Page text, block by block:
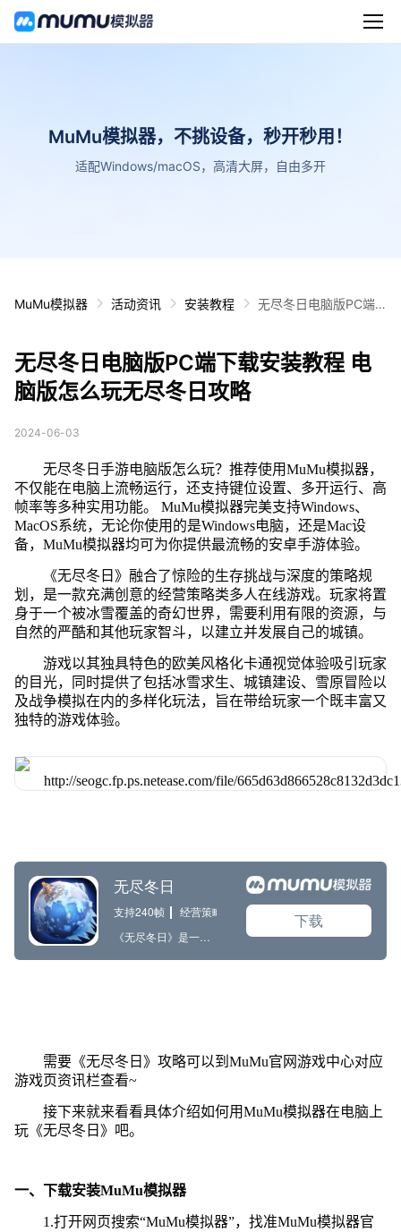
MuMu模拟器，不挑设备，秒开秒用！
适配Windows/macOS，高清大屏，自由多开
MuMu模拟器 活动资讯 安装教程
无尽冬日电脑版PC端
无尽冬日电脑版PC端下载安装教程 电
脑版怎么玩无尽冬日攻略
2024-06-03
无尽冬日手游电脑版怎么玩？推荐使用MuMu模拟器，
不仅能在电脑上流畅运行，还支持键位设置、多开运行、高
帧率等多种实用功能。 MuMu模拟器完美支持Windows、
MacOS系统，无论你使用的是Windows电脑，还是Mac设
备，MuMu模拟器均可为你提供最流畅的安卓手游体验。
《无尽冬日》融合了惊险的生存挑战与深度的策略规
划，是一款充满创意的经营策略类多人在线游戏。玩家将置
身于一个被冰雪覆盖的奇幻世界，需要利用有限的资源，与
自然的严酷和其他玩家智斗，以建立并发展自己的城镇。
游戏以其独具特色的欧美风格化卡通视觉体验吸引玩家
的目光，同时提供了包括冰雪求生、城镇建设、雪原冒险以
及战争模拟在内的多样化玩法，旨在带给玩家一个既丰富又
独特的游戏体验。
需要《无尽冬日》攻略可以到MuMu官网游戏中心对应
游戏页资讯栏查看~
接下来就来看看具体介绍如何用MuMu模拟器在电脑上
玩《无尽冬日》吧。
一、下载安装MuMu模拟器
1.打开网页搜索“MuMu模拟器”，找准MuMu模拟器官